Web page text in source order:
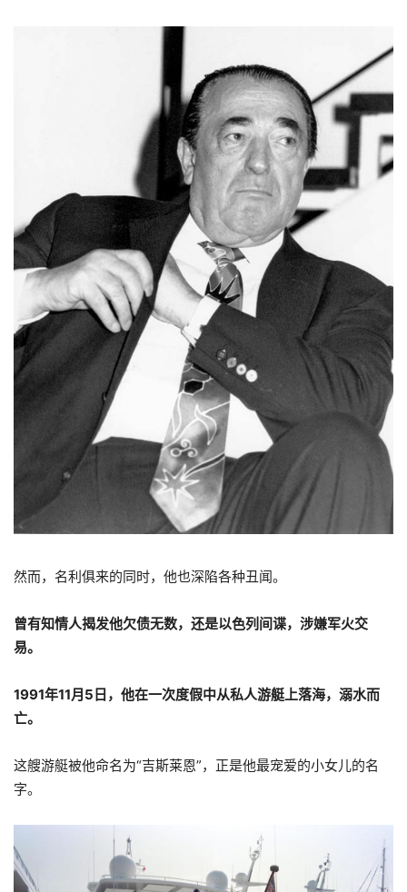
然而，名利俱来的同时，他也深陷各种丑闻。
曾有知情人揭发他欠债无数，还是以色列间谍，涉嫌军火交
易。
1991年11月5日，他在一次度假中从私人游艇上落海，溺水而
亡。
这艘游艇被他命名为“吉斯莱恩”，正是他最宠爱的小女儿的名
字。